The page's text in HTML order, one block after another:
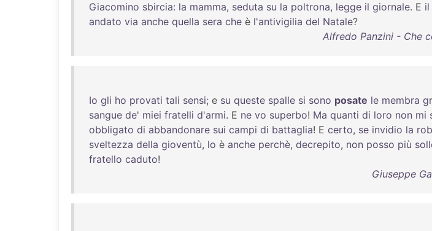
Giacomino sbircia: la mamma, seduta su la poltrona, legge il giornale. E il
andato via anche quella sera che è l'antivigilia del Natale?
Alfredo Panzini - Che
Io gli ho provati tali sensi; e su queste spalle si sono posate le membra
sangue de' miei fratelli d'armi. E ne vo superbo! Ma quanti di loro non mi
obbligato di abbandonare sui campi di battaglia! E certo, se invidio la
sveltezza della gioventù, lo è anche perchè, decrepito, non posso più
fratello caduto!
Giuseppe